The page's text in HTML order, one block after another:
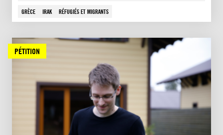
GRÈCE IRAK RÉFUGIÉS ET MIGRANTS
PÉTITION